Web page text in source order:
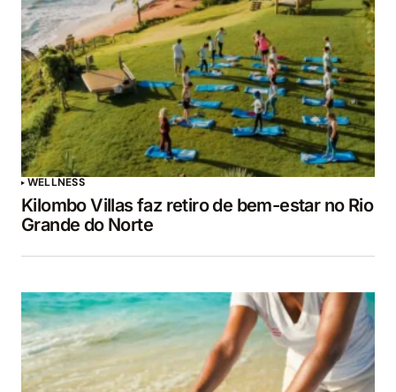
WELLNESS
Kilombo Villas faz retiro de bem-estar no Rio
Grande do Norte